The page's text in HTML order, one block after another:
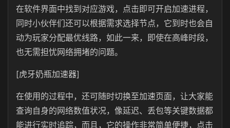
在软件界面中找到对应游戏，点击即可开启加速进程，
同时小伙伴们还可以根据需求选择节点，它到时也会自
动为玩家分配最优线路，如此一来，即使在高峰时段，
也无需担忧网络拥堵的问题。
[虎牙奶瓶加速器]
在使用的过程中，还可随时切换至加速页面，让大家能
查询自身的网络数值状况，像延迟、丢包等关键数据都
能进行实时追踪，而且，它的操作非常简单便捷，点击